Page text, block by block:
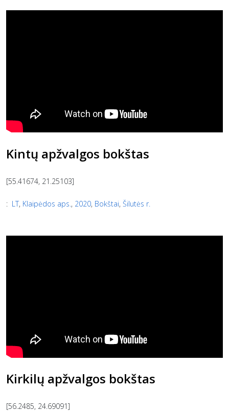
Kintų apžvalgos bokštas
[55.41674, 21.25103]
: LT, Klaipėdos aps. , 2020, Bokštai, Šilutės r.
Kirkilų apžvalgos bokštas
[56.2485, 24.69091]